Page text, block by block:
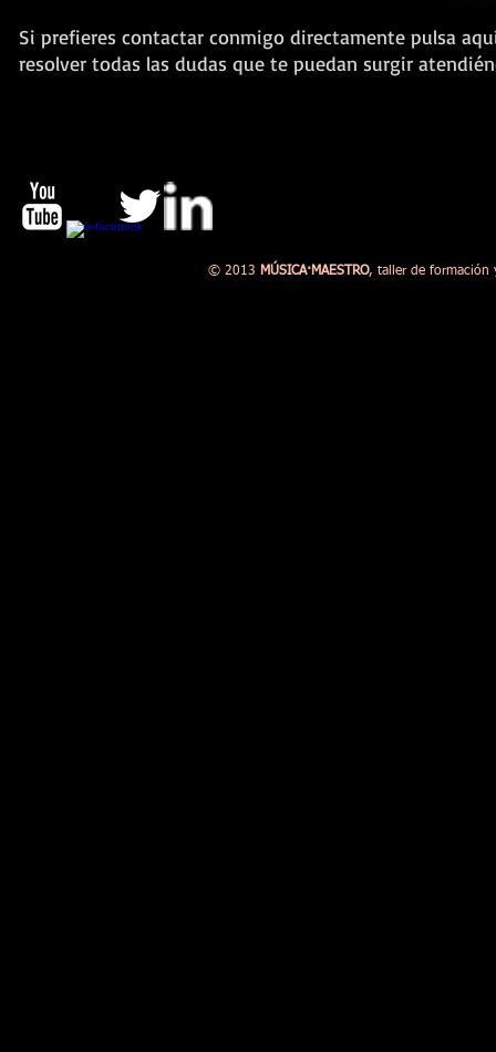
Si prefieres contactar conmigo directamente pulsa
resolver todas las dudas que te puedan surgir
© 2013 MÚSICA·MAESTRO, taller de formación